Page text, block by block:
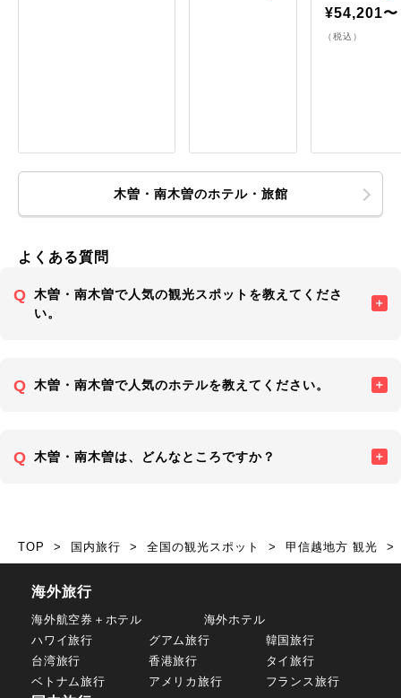
¥54,201〜
（税込）
木曽・南木曽のホテル・旅館
よくある質問
木曽・南木曽で人気の観光スポットを教えてくださ
い。
木曽・南木曽で人気のホテルを教えてください。
木曽・南木曽は、どんなところですか？
TOP 国内旅行 全国の観光スポット 甲信越地方 観光
海外旅行
海外航空券＋ホテル
海外ホテル
ハワイ旅行
グアム旅行
韓国旅行
台湾旅行
香港旅行
タイ旅行
ベトナム旅行
アメリカ旅行 フランス旅行